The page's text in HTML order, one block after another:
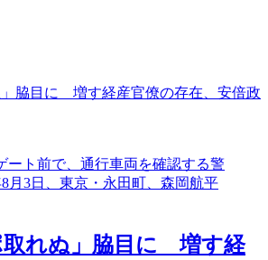
」脇目に 増す経産官僚の存在、安倍政
取れぬ」脇目に 増す経